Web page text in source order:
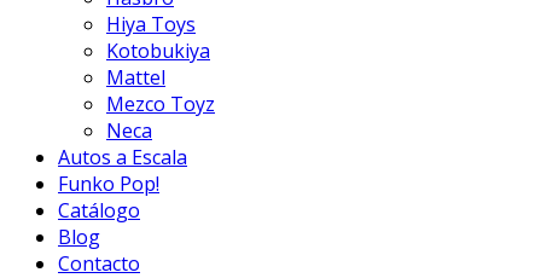
Hiya Toys
Kotobukiya
Mattel
Mezco Toyz
Neca
Autos a Escala
Funko Pop!
Catálogo
Blog
Contacto